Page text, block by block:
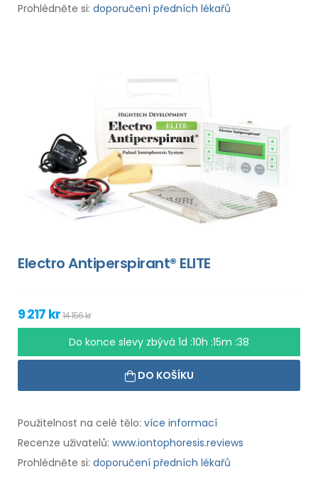
Prohlédněte si: doporučení předních lékařů
Electro Antiperspirant® ELITE
9 217 kr14 156 kr
Do konce slevy zbývá 1d :10h :15m :37
DO KOŠÍKU
Použitelnost na celé tělo: více informací
Recenze uživatelů: www.iontophoresis.reviews
Prohlédněte si: doporučení předních lékařů